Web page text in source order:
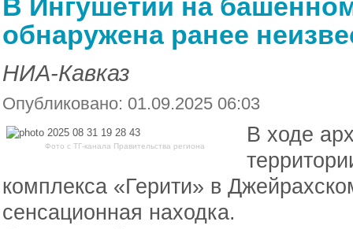
В Ингушетии на
обнаружена ранее
НИА-Кавказ
Опубликовано: 01.09.2025 06:03
Фото с ТГ-канала Правительства региона
В ходе
комплекса «Герити» в
сенсационная находка.